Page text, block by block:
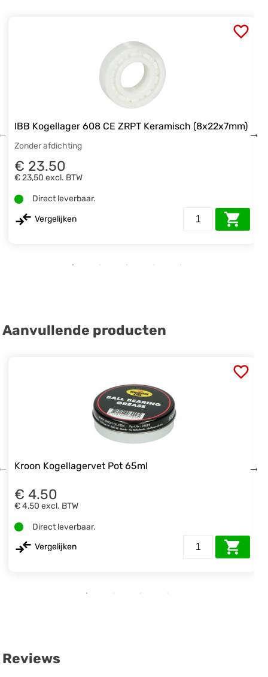
IBB Kogellager 608 CE ZRPT Keramisch (8x22x7mm)
Zonder afdichting
€ 23.50
€ 23,50 excl. BTW
Direct leverbaar.
Vergelijken
Aanvullende producten
Kroon Kogellagervet Pot 65ml
€ 4.50
€ 4,50 excl. BTW
Direct leverbaar.
Vergelijken
Reviews